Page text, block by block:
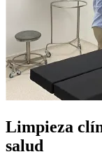
Limpieza
salud